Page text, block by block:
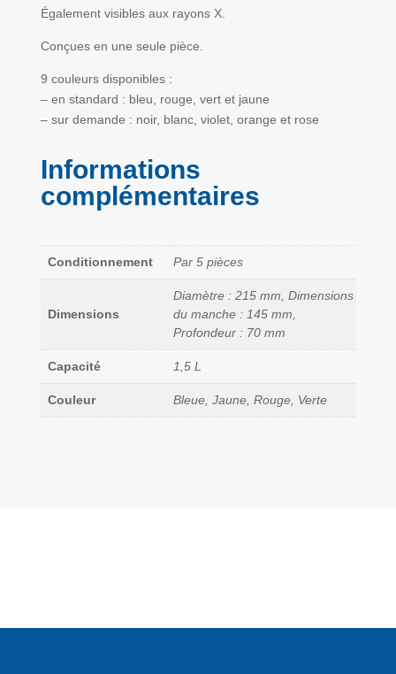
Également visibles aux rayons X.
Conçues en une seule pièce.
9 couleurs disponibles :
– en standard : bleu, rouge, vert et jaune
– sur demande : noir, blanc, violet, orange et rose
Informations
complémentaires
Conditionnement Par 5 pièces
Dimensions
Diamètre : 215 mm, Dimensions
du manche : 145 mm,
Profondeur : 70 mm
Capacité 1,5 L
Couleur Bleue, Jaune, Rouge, Verte